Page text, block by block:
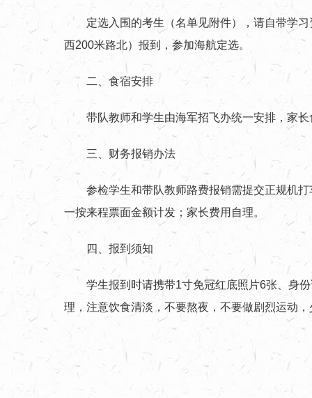
定选入围的考生（名单见附件），请自带学
西200米路北）报到，参加海航定选。
二、食宿安排
带队教师和学生由海军招飞办统一安排，家
三、财务报销办法
参检学生和带队教师路费报销需提交正规机
一按来程票面金额计发；家长费用自理。
四、报到须知
学生报到时请携带1寸免冠红底照片6张、身
理，注意饮食清淡，不要熬夜，不要做剧烈运动